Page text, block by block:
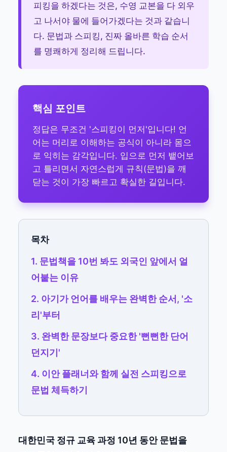
피킹을 하겠다는 것은, 수영 교본을 다 외우
고 나서야 물에 들어가겠다는 것과 같습니
다. 문법과 스피킹, 진짜 올바른 학습 순서
를 명쾌하게 정리해 드립니다.
핵심 포인트
정답은 무조건 '스피킹이 먼저'입니다! 언
어는 머리로 이해하는 공식이 아니라 몸으
로 익히는 감각입니다. 입으로 먼저 뱉어보
고 틀리면서 자연스럽게 규칙(문법)을 깨
닫는 것이 가장 빠르고 확실한 길입니다.
목차
1. 문법책을 10번 봐도 외국인 앞에서 얼
어붙는 이유
2. 아기가 언어를 배우는 완벽한 순서, '소
리'부터
3. 완벽한 문장보다 중요한 '뻔뻔한 단어
던지기'
4. 이안 플래너와 함께 실전 스피킹으로
문법 체득하기
대한민국 정규 교육 과정 10년 동안 문법을